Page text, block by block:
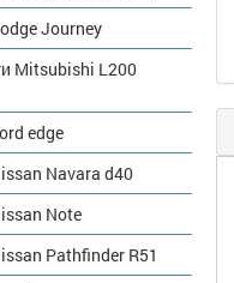
Journey
Mitsubishi L200
edge
Navara d40
Note
Pathfinder R51